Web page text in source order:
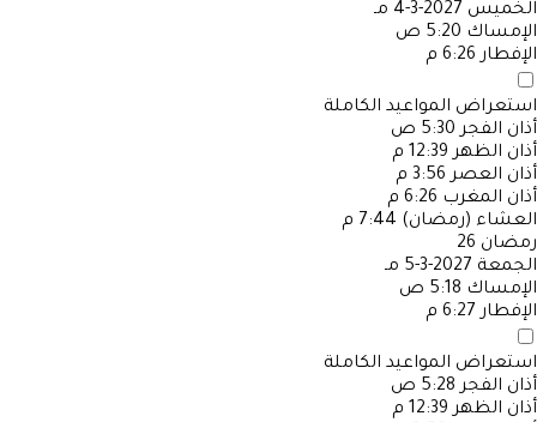
الخميس 2027-3-4 مـ
الإمساك 5:20 ص
الإفطار 6:26 م
استعراض المواعيد الكاملة
أذان الفجر 5:30 ص
أذان الظهر 12:39 م
أذان العصر 3:56 م
أذان المغرب 6:26 م
العشاء (رمضان) 7:44 م
رمضان 26
الجمعة 2027-3-5 مـ
الإمساك 5:18 ص
الإفطار 6:27 م
استعراض المواعيد الكاملة
أذان الفجر 5:28 ص
أذان الظهر 12:39 م